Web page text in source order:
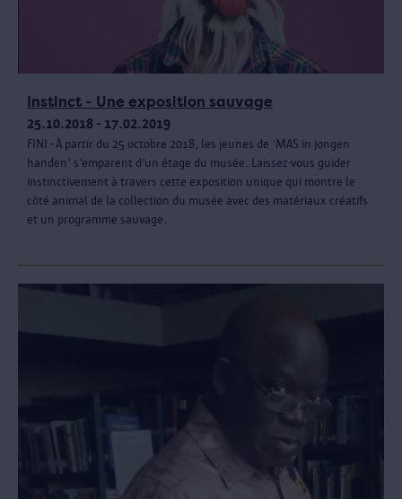
Instinct - Une exposition sauvage
25.10.2018 - 17.02.2019
FINI - À partir du 25 octobre 2018, les jeunes de ‘MAS in jongen
handen' s’emparent d’un étage du musée. Laissez-vous guider
instinctivement à travers cette exposition unique qui montre le
côté animal de la collection du musée avec des matériaux créatifs
et un programme sauvage.